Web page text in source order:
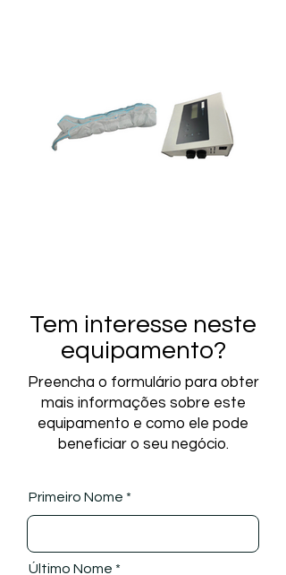
Tem interesse neste
equipamento?
Preencha o formulário para obter
mais informações sobre este
equipamento e como ele pode
beneficiar o seu negócio.
Primeiro Nome
Último Nome